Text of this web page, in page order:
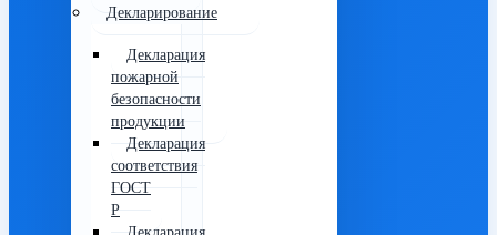
Декларирование
Декларация
пожарной
безопасности
продукции
Декларация
соответствия
ГОСТ
Р